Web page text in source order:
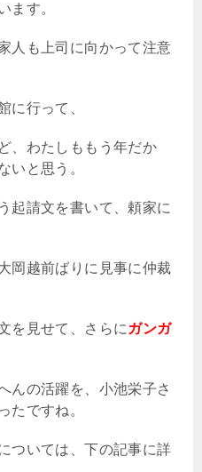
ます。
人も上司に向かって注意
に行って、
、わたしももう年だか
いと思う。
起請文を書いて、頼家に
岡越前ばりに見事に仲裁
を見せて、さらに ガンガ
んの活躍を、小池栄子さ
たですね。
ついては、下の記事に詳